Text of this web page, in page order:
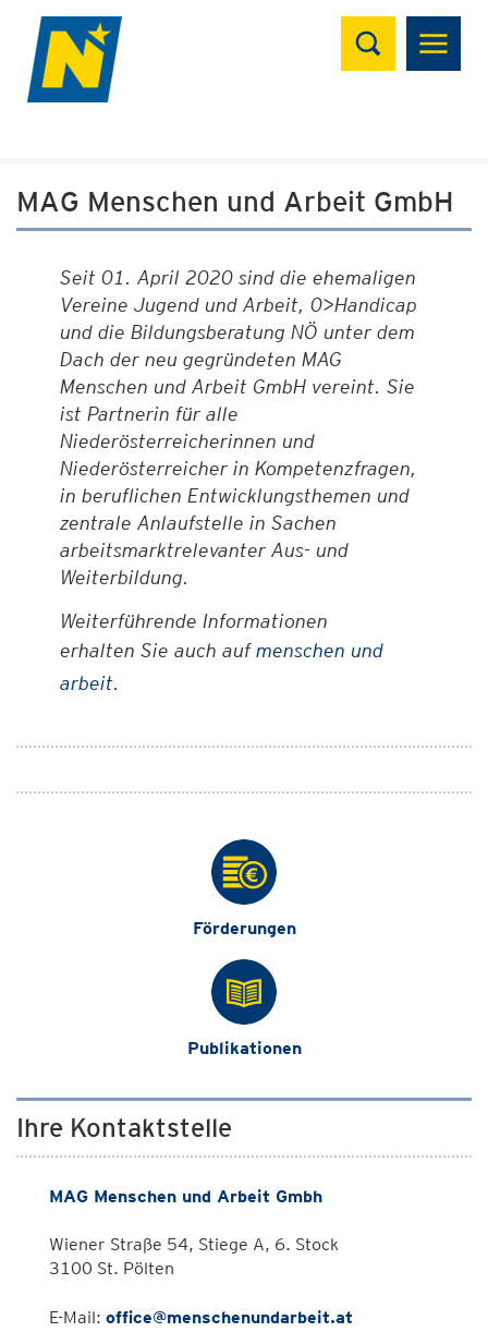
Suchen
MAG Menschen und Arbeit GmbH
Seit 01. April 2020 sind die ehemaligen
Vereine Jugend und Arbeit, 0>Handicap
und die Bildungsberatung NÖ unter dem
Dach der neu gegründeten MAG
Menschen und Arbeit GmbH vereint. Sie
ist Partnerin für alle
Niederösterreicherinnen und
Niederösterreicher in Kompetenzfragen,
in beruflichen Entwicklungsthemen und
zentrale Anlaufstelle in Sachen
arbeitsmarktrelevanter Aus- und
Weiterbildung.
Weiterführende Informationen
erhalten Sie auch aufmenschen und
arbeit.
Förderungen
Publikationen
Ihre Kontaktstelle
MAG Menschen und Arbeit Gmbh
Wiener Straße 54, Stiege A, 6. Stock
3100 St. Pölten
E-Mail: office@menschenundarbeit.at